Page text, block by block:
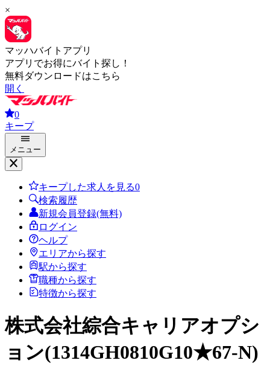
×
マッハバイトアプリ
アプリでお得にバイト探し！
無料ダウンロードはこちら
開く
0
キープ
メニュー
キープした求人を見る0
検索履歴
新規会員登録(無料)
ログイン
ヘルプ
エリアから探す
駅から探す
職種から探す
特徴から探す
株式会社綜合キャリアオプシ
ョン(1314GH0810G10★67-N)